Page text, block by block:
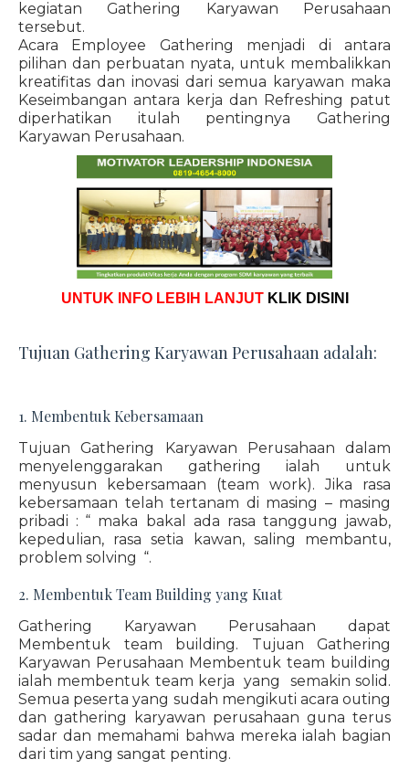
kegiatan Gathering Karyawan Perusahaan
tersebut.
Acara Employee Gathering menjadi di antara
pilihan dan perbuatan nyata, untuk membalikkan
kreatifitas dan inovasi dari semua karyawan maka
Keseimbangan antara kerja dan Refreshing patut
diperhatikan itulah pentingnya Gathering
Karyawan Perusahaan.
UNTUK INFO LEBIH LANJUT KLIK DISINI
Tujuan Gathering Karyawan Perusahaan adalah:
1. Membentuk Kebersamaan
Tujuan Gathering Karyawan Perusahaan dalam
menyelenggarakan gathering ialah untuk
menyusun kebersamaan (team work). Jika rasa
kebersamaan telah tertanam di masing – masing
pribadi : “ maka bakal ada rasa tanggung jawab,
kepedulian, rasa setia kawan, saling membantu,
problem solving “.
2. Membentuk Team Building yang Kuat
Gathering Karyawan Perusahaan dapat
Membentuk team building. Tujuan Gathering
Karyawan Perusahaan Membentuk team building
ialah membentuk team kerja yang semakin solid.
Semua peserta yang sudah mengikuti acara outing
dan gathering karyawan perusahaan guna terus
sadar dan memahami bahwa mereka ialah bagian
dari tim yang sangat penting.